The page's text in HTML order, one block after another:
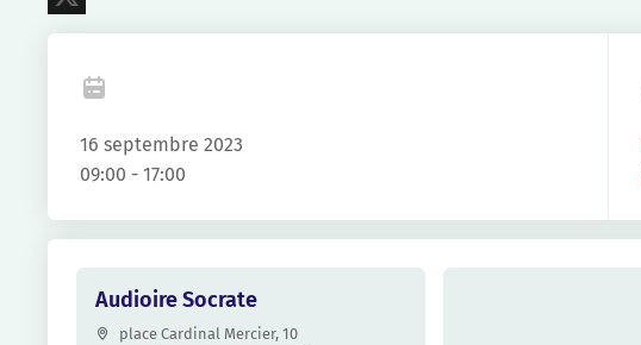
X
16 septembre 2023
09:00 - 17:00
Audioire Socrate
place Cardinal Mercier, 10